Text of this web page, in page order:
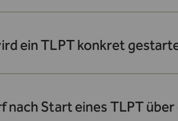
ein TLPT konkret
nach Start eines TLPT